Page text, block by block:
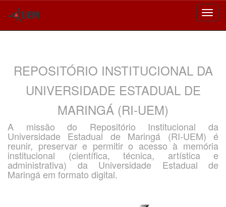
REPOSITÓRIO INSTITUCIONAL DA
UNIVERSIDADE ESTADUAL DE
MARINGÁ (RI-UEM)
A missão do Repositório Institucional da
Universidade Estadual de Maringá (RI-UEM) é
reunir, preservar e permitir o acesso à memória
institucional (científica, técnica, artística e
administrativa) da Universidade Estadual de
Maringá em formato digital.